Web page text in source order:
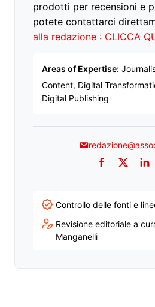
prodotti per recensioni e
potete contattarci
alla redazione : CLICCA
Areas of Expertise:
Content, Digital
Digital Publishing
Facebook
Twitter
Controllo delle fonti e
Revisione editoriale a
Manganelli